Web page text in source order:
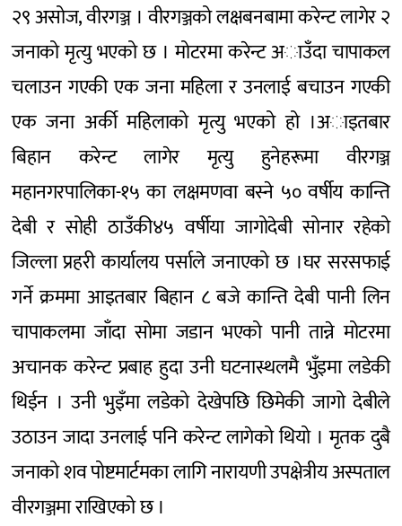
२९ असोज, वीरगञ्ज । वीरगञ्जको लक्षबनबामा करेन्ट लागेर २
जनाको मृत्यु भएको छ । मोटरमा करेन्ट अाउँदा चापाकल
चलाउन गएकी एक जना महिला र उनलाई बचाउन गएकी
एक जना अर्की महिलाको मृत्यु भएको हो ।अाइतबार
बिहान करेन्ट लागेर मृत्यु हुनेहरूमा वीरगञ्ज
महानगरपालिका-१५ का लक्षमणवा बस्ने ५० वर्षीय कान्ति
देबी र सोही ठाउँकी४५ वर्षीया जागोदेबी सोनार रहेको
जिल्ला प्रहरी कार्यालय पर्साले जनाएको छ ।घर सरसफाई
गर्ने क्रममा आइतबार बिहान ८ बजे कान्ति देबी पानी लिन
चापाकलमा जाँदा सोमा जडान भएको पानी तान्ने मोटरमा
अचानक करेन्ट प्रबाह हुदा उनी घटनास्थलमै भुँइमा लडेकी
थिईन । उनी भुइँमा लडेको देखेपछि छिमेकी जागो देबीले
उठाउन जादा उनलाई पनि करेन्ट लागेको थियो । मृतक दुबै
जनाको शव पोष्टमार्टमका लागि नारायणी उपक्षेत्रीय अस्पताल
वीरगञ्जमा राखिएको छ ।